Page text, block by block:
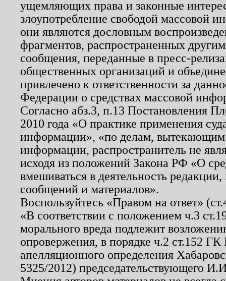
ущемляющих права и законные
злоупотребление свободой массовой
они являются дословным
фрагментов, распространенных
сообщения, переданные в пресс-
общественных организаций и
привлечено к ответственности за
Федерации о средствах массовой
Согласно абз.3, п.13 Постановления
2010 года «О практике применения
информации», «по делам, вытекающим
информации, распространитель не
исходя из положений Закона РФ «О
вмешиваться в деятельность
сообщений и материалов».
Воспользуйтесь «Правом на ответ»
«В соответствии с положением ч.3
морального вреда подлежит
опровержения, в порядке ч.2 ст.152
апелляционного определения
5325/2012) председательствующего